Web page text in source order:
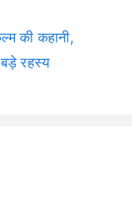
की कहानी,
रहस्य